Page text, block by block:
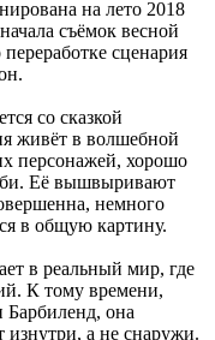
на лето 2018
съёмок весной
сценария
со сказкой
живёт в волшебной
персонажей, хорошо
Её вышвыривают
немного
в общую картину.
в реальный мир, где
К тому времени,
Барбиленд, она
изнутри, а не снаружи.